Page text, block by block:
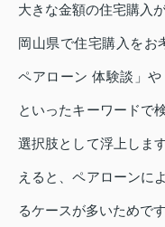
大きな金額の住宅購入
岡山県で住宅購入をお
ペアローン 体験談」
といったキーワードで
選択肢として浮上しま
えると、ペアローンに
るケースが多いためです